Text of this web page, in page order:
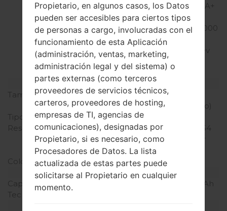
SUPA 5.8/HSDPA/HSDPA+
21.1/Dc-HSDPA
42.2/cdmaOne/CDMA2000
1x/CDMA 1xEv-DO/
CDMA2000 1xEv-DO Rev
A/ CDMA2000 1xEv-DO
Rev B/LTE
Pantalla
Tamaño de la pantalla
5.3 pulgadas (~70.1%
relación pantalla-cuerpo)
Tipo de Pantalla
IPS LCD
Resolución de Pantalla
1440 x 2560 píxeles (~554
densidad de píxeles por
pulgada)
Colores de pantalla
16M colores
Batería y Teclado
Capacidad de batería
Extraíble Li-Ion 2800 mAh
Teclado físico
Propietario, en algunos casos, los Datos
pueden ser accesibles para ciertos tipos
de personas a cargo, involucradas con el
funcionamiento de esta Aplicación
(administración, ventas, marketing,
administración legal y del sistema) o
partes externas (como terceros
proveedores de servicios técnicos,
carteros, proveedores de hosting,
empresas de TI, agencias de
comunicaciones), designadas por
Propietario, si es necesario, como
Procesadores de Datos. La lista
actualizada de estas partes puede
solicitarse al Propietario en cualquier
momento.